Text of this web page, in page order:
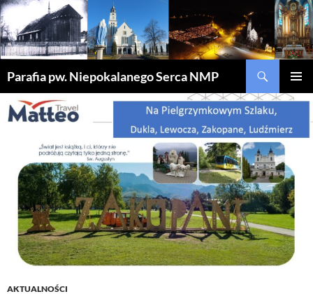
Parafia pw. Niepokalanego Serca NMP
MENU
DO
TREŚCI
AKTUALNOŚCI